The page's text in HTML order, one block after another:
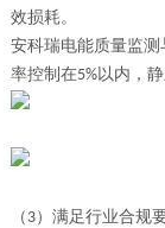
效损耗。
安科瑞电能质量监
率控制在5%以内，
（ 3） 满足行业合规